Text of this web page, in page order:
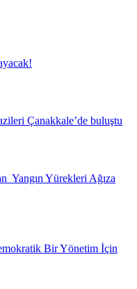
Çanakkale’de buluştu
Yangın Yürekleri Ağıza
Bir Yönetim İçin